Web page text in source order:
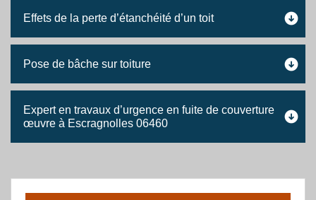
Effets de la perte d’étanchéité d’un toit
Pose de bâche sur toiture
Expert en travaux d’urgence en fuite de couverture
œuvre à Escragnolles 06460